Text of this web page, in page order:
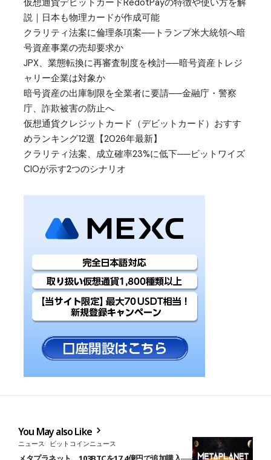
仮想通貨デビットカードRedotPayの特徴や使い方を解
説｜日本も物理カードが作成可能
クラリティ法案に倫理条項案──トランプ米大統領へ暗
号資産事業の売却要求か
JPX、業態転換に再審査制度を検討──暗号資産トレジ
ャリー企業は対象か
暗号資産の出庫制限を全業者に要請──金融庁・警察
庁、詐欺被害の防止へ
仮想通貨クレジットカード（デビットカード）おすす
めランキング12選【2026年最新】
クラリティ法案、成立確率23%に低下──ビットワイズ
CIOが示す2つのシナリオ
You May also Like
ニュース ビットコインニュース